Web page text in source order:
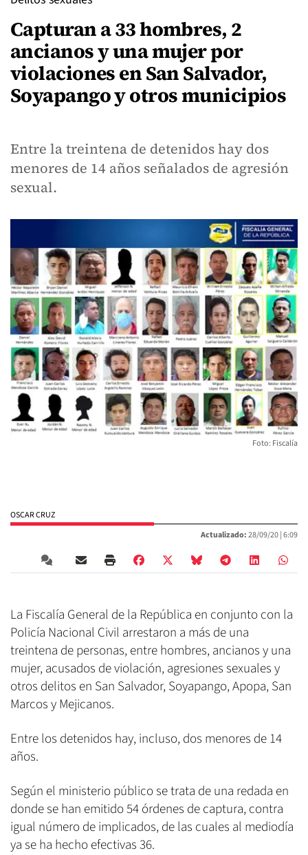
Capturan a 33 hombres, 2
ancianos y una mujer por
violaciones en San Salvador,
Soyapango y otros municipios
Entre la treintena de detenidos hay dos
menores de 14 años señalados de agresión
sexual.
Foto: Fiscalía
OSCAR CRUZ
Actualizado:28/09/20 |6:09
La Fiscalía General de la República en conjunto con la
Policía Nacional Civil arrestaron a más de una
treintena de personas, entre hombres, ancianos y una
mujer, acusados de violación, agresiones sexuales y
otros delitos en San Salvador, Soyapango, Apopa, San
Marcos y Mejicanos.
Entre los detenidos hay, incluso, dos menores de 14
años.
Según el ministerio público se trata de una redada en
donde se han emitido 54 órdenes de captura, contra
igual número de implicados, de las cuales al mediodía
ya se ha hecho efectivas 36.